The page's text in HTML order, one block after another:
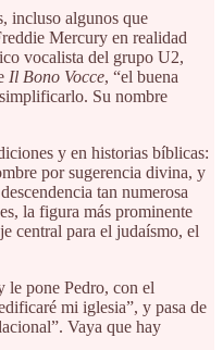
incluso algunos que
Mercury en realidad
vocalista del grupo U2,
Il Bono Vocce, “el buena
Su nombre
y en historias bíblicas:
por sugerencia divina, y
tan numerosa
la figura más prominente
central para el judaísmo, el
le pone Pedro, con el
mi iglesia”, y pasa de
Vaya que hay